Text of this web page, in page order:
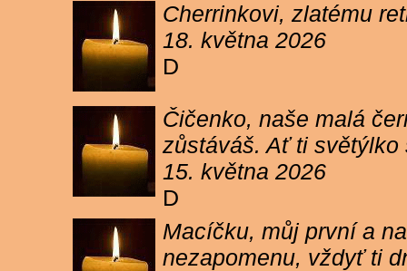
Cherrinkovi, zlatému
18. května 2026
D
Čičenko, naše malá
zůstáváš. Ať ti
15. května 2026
D
Macíčku, můj první a
nezapomenu, vždyť ti